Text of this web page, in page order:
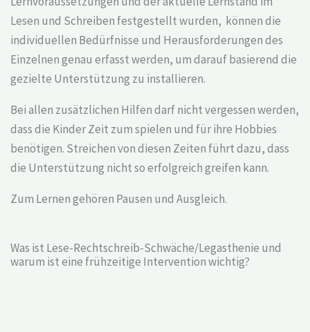
Lesen und Schreiben festgestellt wurden, können die
individuellen Bedürfnisse und Herausforderungen des
Einzelnen genau erfasst werden, um darauf basierend die
gezielte Unterstützung zu installieren.
Bei allen zusätzlichen Hilfen darf nicht vergessen werden,
dass die Kinder Zeit zum spielen und für ihre Hobbies
benötigen. Streichen von diesen Zeiten führt dazu, dass
die Unterstützung nicht so erfolgreich greifen kann.
Zum Lernen gehören Pausen und Ausgleich.
Was ist Lese-Rechtschreib-Schwäche/Legasthenie und
warum ist eine frühzeitige Intervention wichtig?